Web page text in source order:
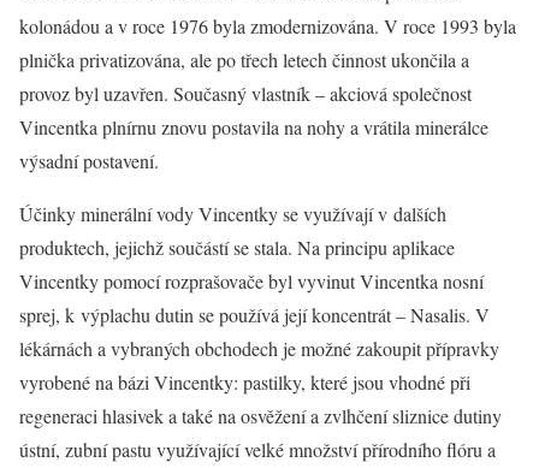
kolonádou a v roce 1976 byla zmodernizována. V roce 1993 byla
plnička privatizována, ale po třech letech činnost ukončila a
provoz byl uzavřen. Současný vlastník – akciová společnost
Vincentka plnírnu znovu postavila na nohy a vrátila minerálce
výsadní postavení.
Účinky minerální vody Vincentky se využívají v dalších
produktech, jejichž součástí se stala. Na principu aplikace
Vincentky pomocí rozprašovače byl vyvinut Vincentka nosní
sprej, k výplachu dutin se používá její koncentrát – Nasalis. V
lékárnách a vybraných obchodech je možné zakoupit přípravky
vyrobené na bázi Vincentky: pastilky, které jsou vhodné při
regeneraci hlasivek a také na osvěžení a zvlhčení sliznice dutiny
ústní, zubní pastu využívající velké množství přírodního flóru a